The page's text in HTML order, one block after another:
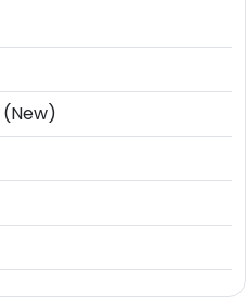
(New)